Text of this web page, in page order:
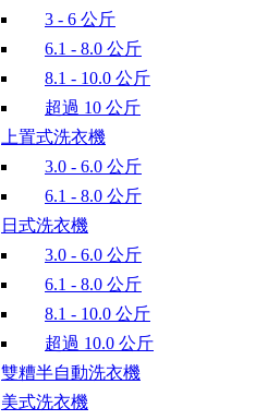
3 - 6 公斤
6.1 - 8.0 公斤
8.1 - 10.0 公斤
超過 10 公斤
上置式洗衣機
3.0 - 6.0 公斤
6.1 - 8.0 公斤
日式洗衣機
3.0 - 6.0 公斤
6.1 - 8.0 公斤
8.1 - 10.0 公斤
超過 10.0 公斤
雙糟半自動洗衣機
美式洗衣機